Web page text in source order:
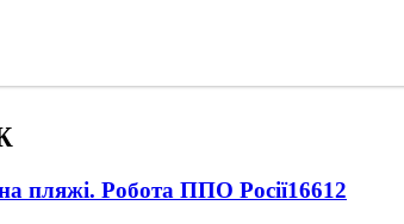
пляжі. Робота ППО Росії16612